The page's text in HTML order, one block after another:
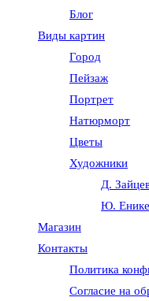
Блог
Виды картин
Город
Пейзаж
Портрет
Натюрморт
Цветы
Художники
Д.
Ю.
Магазин
Контакты
Политика
Согласие на